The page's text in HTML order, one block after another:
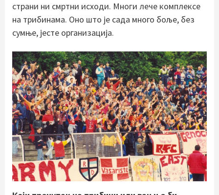
страни ни смртни исходи. Многи лече комплексе
на трибинама. Оно што је сада много боље, без
сумње, јесте организација.